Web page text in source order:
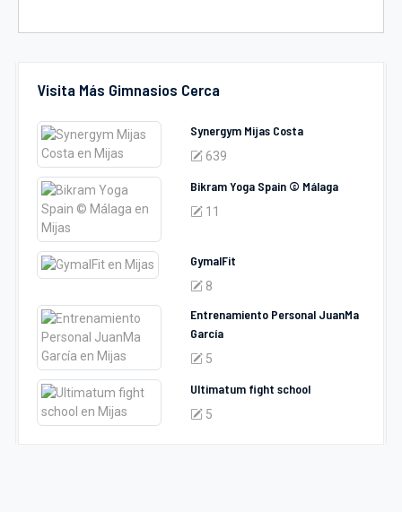
Visita Más Gimnasios Cerca
Synergym Mijas Costa
639
Bikram Yoga Spain © Málaga
11
GymalFit
8
Entrenamiento Personal JuanMa
García
5
Ultimatum fight school
5